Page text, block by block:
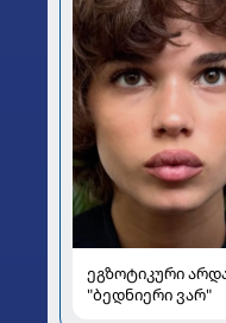
ეგზოტიკური
"ბედნიერი ვარ"